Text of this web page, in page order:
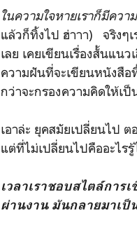
ในความใจหายเราก็มีคว
แล้วก็ทิ้งไป ฮ่าาา) จริงๆ
เลย เคยเขียนเรื่องสั้นแ
ความฝันที่จะเขียนหนังสือ
กว่าจะกรองความคิดให้เ
เอาล่ะ ยุคสมัยเปลี่ยนไป
แต่ที่ไม่เปลี่ยนไปคืออะไร
เวลาเราชอบสไตล์การ
ผ่านงาน มันกลายมาเป็